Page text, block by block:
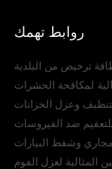
روابط تهمك
ترخيص من البلدية
لمكافحة الحشرات
وعزل الخزانات
ضد الفيروسات
وشفط البيارات
المثالية لعزل الفوم